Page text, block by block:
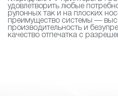
удовлетворить любые
рулонных так и на плоских
преимущество системы —
производительность и
качество отпечатка с